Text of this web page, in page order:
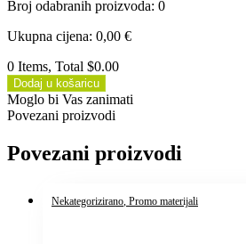
Broj odabranih proizvoda: 0
Ukupna cijena: 0,00 €
0 Items, Total $0.00
Dodaj u košaricu
Moglo bi Vas zanimati
Povezani proizvodi
Povezani proizvodi
Nekategorizirano , Promo materijali